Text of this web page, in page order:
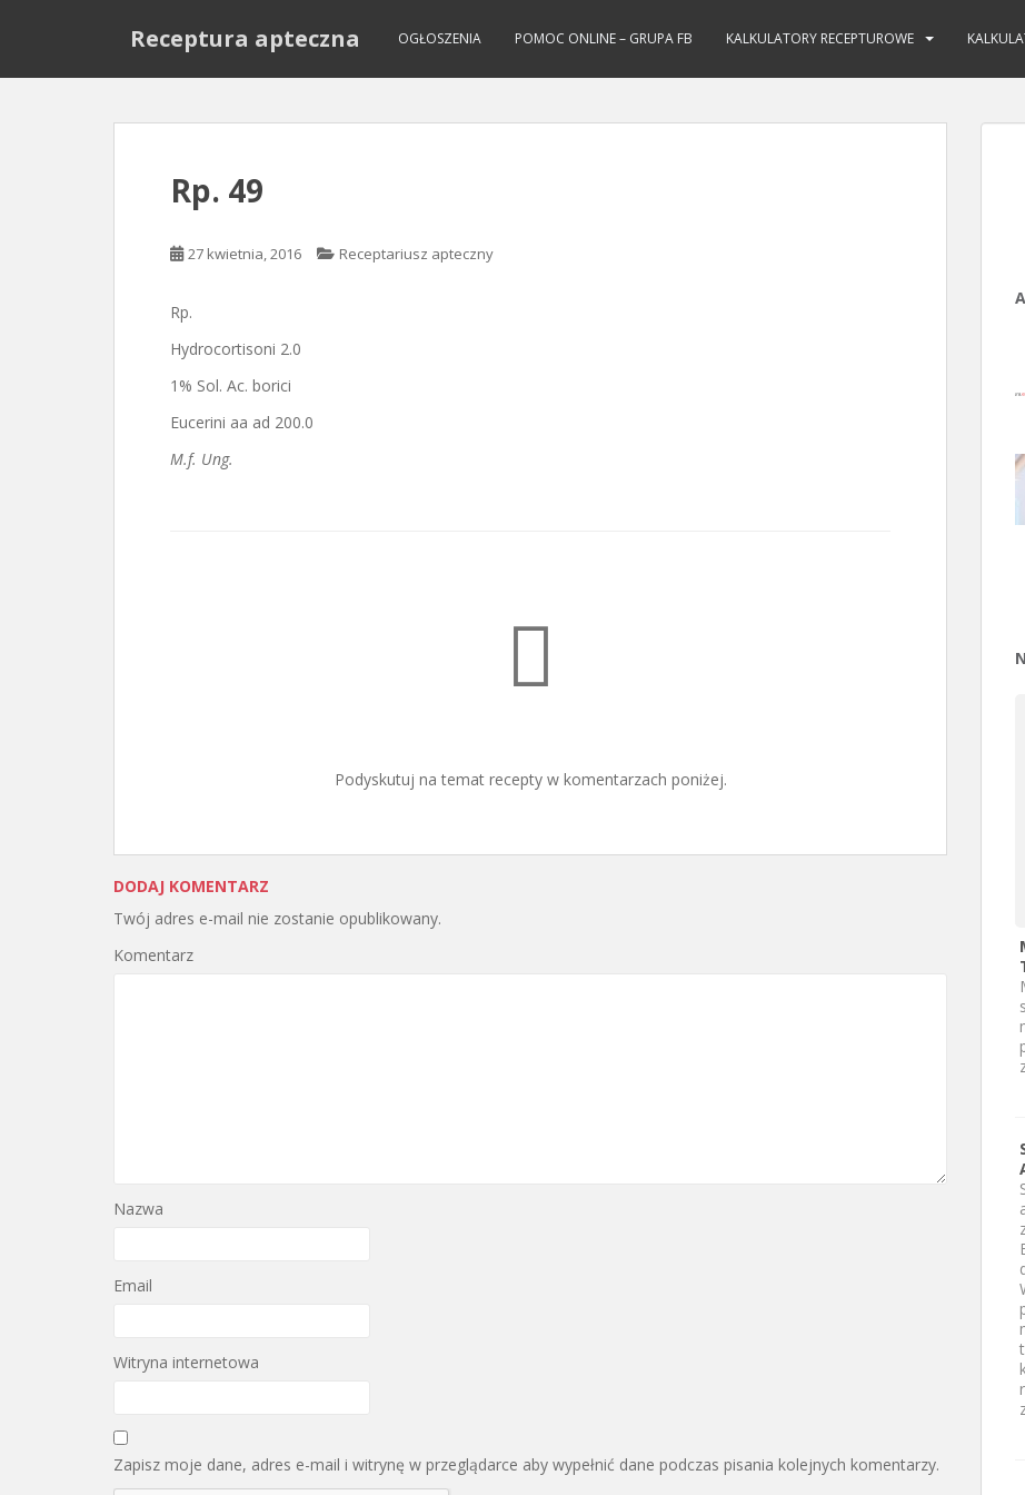
Receptura apteczna OGŁOSZENIA POMOC ONLINE – GRUPA FB KALKULATORY RECEPTUROWE
Rp. 49
27 kwietnia, 2016 Receptariusz apteczny
Rp.
Hydrocortisoni 2.0
1% Sol. Ac. borici
Eucerini aa ad 200.0
M.f. Ung.
Podyskutuj na temat recepty w komentarzach poniżej.
DODAJ KOMENTARZ
Twój adres e-mail nie zostanie opublikowany.
Komentarz
Nazwa
Email
Witryna internetowa
Zapisz moje dane, adres e-mail i witrynę w przeglądarce aby wypełnić dane podczas pisania kolejnych komentarzy.